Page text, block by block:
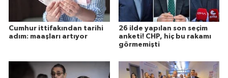
Cumhur ittifakından tarihi
adım: maaşları artıyor
26 ilde yapılan son seçim
anketi! CHP, hiç bu rakamı
görmemişti